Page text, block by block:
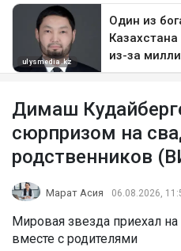
Димаш
сюрпризом на
родственников
Марат Асия 06.08.2026,
Мировая звезда приехал
вместе с родителями